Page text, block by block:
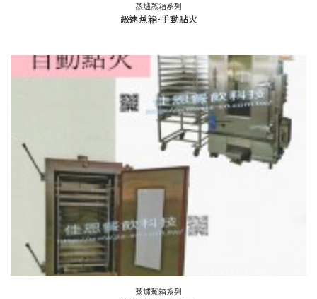
蒸爐蒸箱系列
級速蒸箱-手動點火
蒸爐蒸箱系列